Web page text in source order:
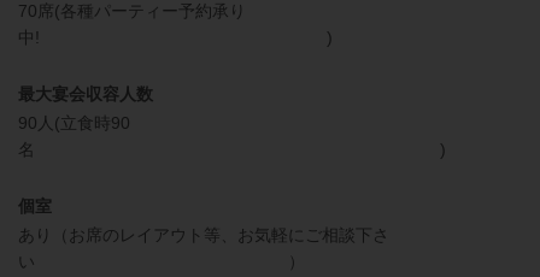
70席(各種パーティー予約承り
中! )
最大宴会収容人数
90人(立食時90
名 )
個室
あり（お席のレイアウト等、お気軽にご相談下さ
い ）